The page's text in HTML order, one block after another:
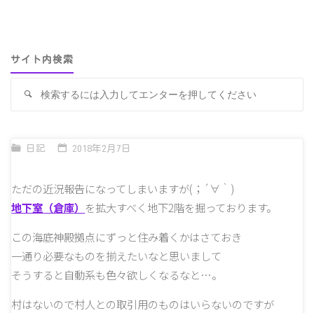
サイト内検索
検
日記 2018年2月7日
ただの近況報告になってしまいますが(；´∀｀)
地下室（倉庫） を拡大すべく地下2階を掘っております。
この海底神殿拠点にずっと住み着くかはさておき
一通り必要なものを揃えたいなと思いまして
そうすると自動系も色々欲しくなるなと…。
村はないので村人との取引用のものはいらないのですが